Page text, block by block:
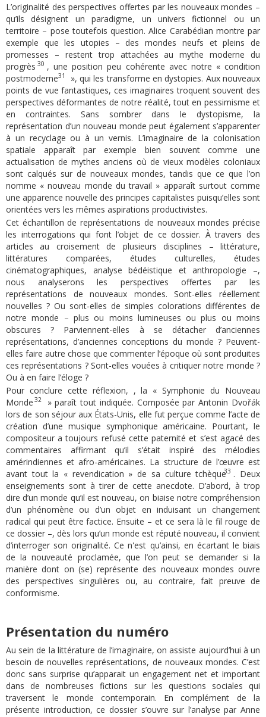
L’originalité des perspectives offertes par les nouveaux mondes –
qu’ils désignent un paradigme, un univers fictionnel ou un
territoire – pose toutefois question. Alice Carabédian montre par
exemple que les utopies – des mondes neufs et pleins de
promesses – restent trop attachées au mythe moderne du
progrès30 , une position peu cohérente avec notre « condition
postmoderne31
», qui les transforme en dystopies. Aux nouveaux
points de vue fantastiques, ces imaginaires troquent souvent des
perspectives déformantes de notre réalité, tout en pessimisme et
en contraintes. Sans sombrer dans le dystopisme, la
représentation d’un nouveau monde peut également s’apparenter
à un recyclage ou à un vernis. L’imaginaire de la colonisation
spatiale apparaît par exemple bien souvent comme une
actualisation de mythes anciens où de vieux modèles coloniaux
sont calqués sur de nouveaux mondes, tandis que ce que l’on
nomme « nouveau monde du travail » apparaît surtout comme
une apparence nouvelle des principes capitalistes puisqu’elles sont
orientées vers les mêmes aspirations productivistes.
Cet échantillon de représentations de nouveaux mondes précise
les interrogations qui font l’objet de ce dossier. À travers des
articles au croisement de plusieurs disciplines – littérature,
littératures comparées, études culturelles, études
cinématographiques, analyse bédéistique et anthropologie –,
nous analyserons les perspectives offertes par les
représentations de nouveaux mondes. Sont-elles réellement
nouvelles ? Ou sont-elles de simples colorations différentes de
notre monde – plus ou moins lumineuses ou plus ou moins
obscures ? Parviennent-elles à se détacher d’anciennes
représentations, d’anciennes conceptions du monde ? Peuvent-
elles faire autre chose que commenter l’époque où sont produites
ces représentations ? Sont-elles vouées à critiquer notre monde ?
Ou à en faire l’éloge ?
Pour conclure cette réflexion, , la « Symphonie du Nouveau
Monde32
» paraît tout indiquée. Composée par Antonin Dvořák
lors de son séjour aux États-Unis, elle fut perçue comme l’acte de
création d’une musique symphonique américaine. Pourtant, le
compositeur a toujours refusé cette paternité et s’est agacé des
commentaires affirmant qu’il s’était inspiré des mélodies
amérindiennes et afro-américaines. La structure de l’œuvre est
avant tout la « revendication » de sa culture tchèque33 . Deux
enseignements sont à tirer de cette anecdote. D’abord, à trop
dire d’un monde qu’il est nouveau, on biaise notre compréhension
d’un phénomène ou d’un objet en induisant un changement
radical qui peut être factice. Ensuite – et ce sera là le fil rouge de
ce dossier –, dès lors qu’un monde est réputé nouveau, il convient
d’interroger son originalité. Ce n'est qu’ainsi, en écartant le biais
de la nouveauté proclamée, que l’on peut se demander si la
manière dont on (se) représente des nouveaux mondes ouvre
des perspectives singulières ou, au contraire, fait preuve de
conformisme.
Présentation du numéro
Au sein de la littérature de l’imaginaire, on assiste aujourd’hui à un
besoin de nouvelles représentations, de nouveaux mondes. C’est
donc sans surprise qu’apparait un engagement net et important
dans de nombreuses fictions sur les questions sociales qui
traversent le monde contemporain. En complément de la
présente introduction, ce dossier s’ouvre sur l’analyse par Anne